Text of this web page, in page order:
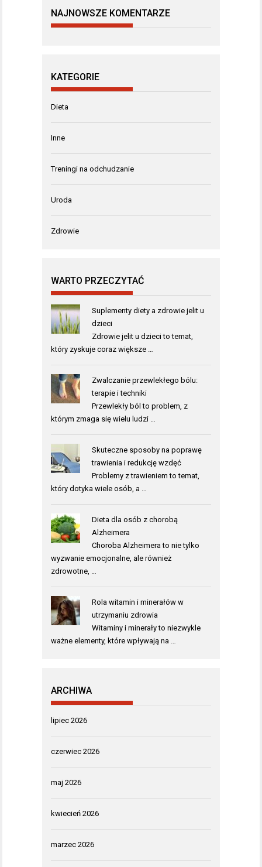
NAJNOWSZE KOMENTARZE
KATEGORIE
Dieta
Inne
Treningi na odchudzanie
Uroda
Zdrowie
WARTO PRZECZYTAĆ
Suplementy diety a zdrowie jelit u
dzieci
Zdrowie jelit u dzieci to temat,
który zyskuje coraz większe …
Zwalczanie przewlekłego bólu:
terapie i techniki
Przewlekły ból to problem, z
którym zmaga się wielu ludzi …
Skuteczne sposoby na poprawę
trawienia i redukcję wzdęć
Problemy z trawieniem to temat,
który dotyka wiele osób, a …
Dieta dla osób z chorobą
Alzheimera
Choroba Alzheimera to nie tylko
wyzwanie emocjonalne, ale również
zdrowotne, …
Rola witamin i minerałów w
utrzymaniu zdrowia
Witaminy i minerały to niezwykle
ważne elementy, które wpływają na …
ARCHIWA
lipiec 2026
czerwiec 2026
maj 2026
kwiecień 2026
marzec 2026